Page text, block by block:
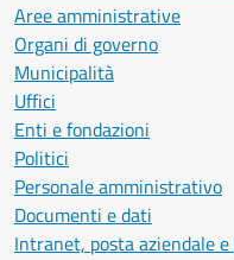
Aree amministrative
Organi di governo
Municipalità
Uffici
Enti e fondazioni
Politici
Personale amministrativo
Documenti e dati
Intranet, posta aziendale